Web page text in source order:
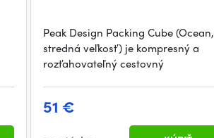
Peak Design Packing Cube (Ocean,
stredná veľkosť) je kompresný a
rozťahovateľný cestovný
51 €